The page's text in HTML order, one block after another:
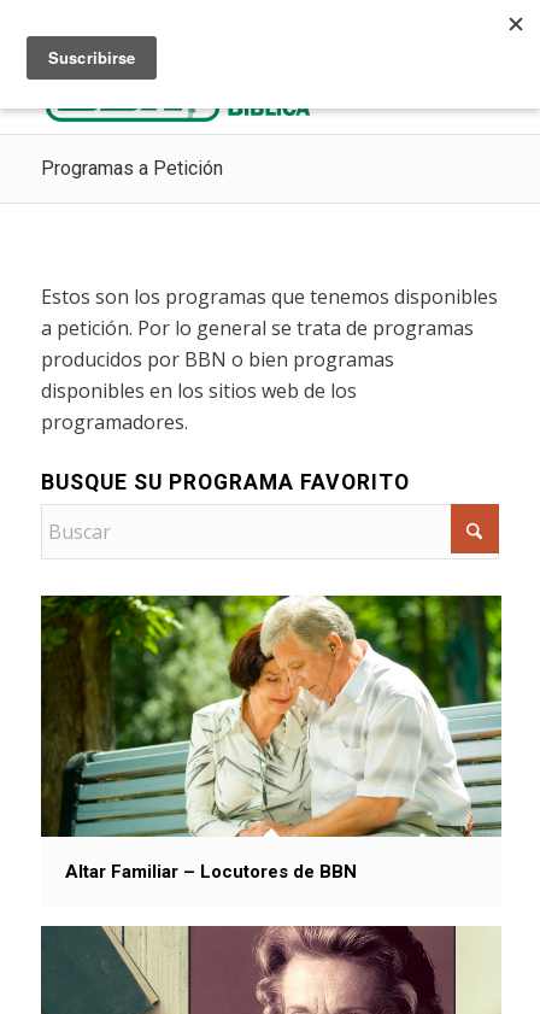
Programas a Petición
Estos son los programas que tenemos disponibles
a petición. Por lo general se trata de programas
producidos por BBN o bien programas
disponibles en los sitios web de los
programadores.
BUSQUE SU PROGRAMA FAVORITO
Altar Familiar – Locutores de BBN